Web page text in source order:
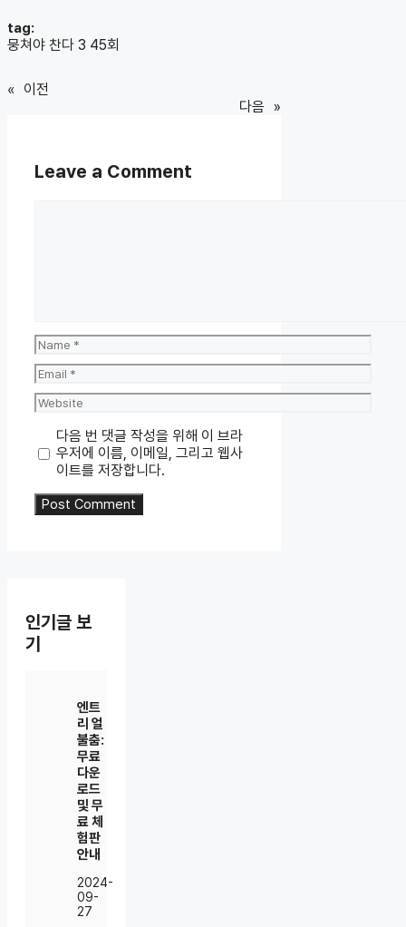
tag:
뭉쳐야 찬다 3 45회
« 이전
다음 »
Leave a Comment
Name
Email
Website
다음 번 댓글 작성을 위해 이 브라
우저에 이름, 이메일, 그리고 웹사
이트를 저장합니다.
인기글 보
기
엔트
리 얼
불춤:
무료
다운
로드
및 무
료 체
험판
안내
2024-
09-
27